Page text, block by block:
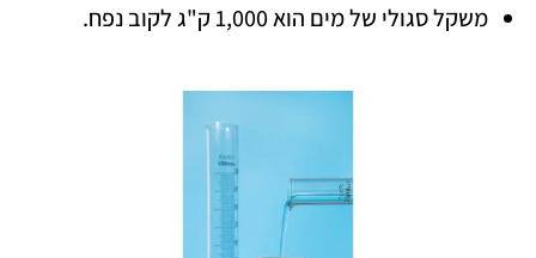
משקל סגולי של מים הוא 1,000 ק"ג לקוב נפח.